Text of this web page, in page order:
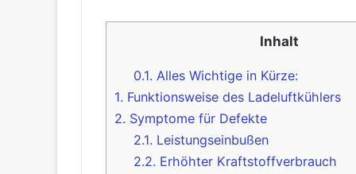
Inhalt
0.1. Alles Wichtige in Kürze:
1. Funktionsweise des Ladeluftkühlers
2. Symptome für Defekte
2.1. Leistungseinbußen
2.2. Erhöhter Kraftstoffverbrauch